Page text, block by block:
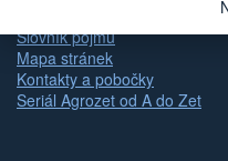
Slovník pojmů
Mapa stránek
Kontakty a pobočky
Seriál Agrozet od A do Zet